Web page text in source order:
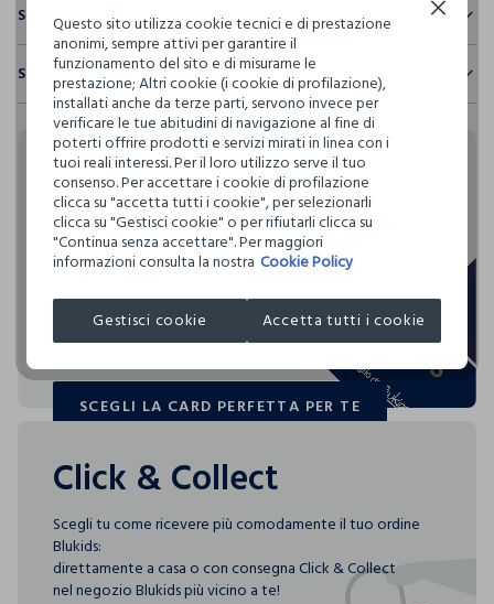
100% COTONE
NON CANDEGGIARE
TEMPERATURA MASSIMA 40°C - PROCEDURA DELICATA
LAVAGGIO A SECCO PROFESSIONALE CON
TETRACLOROETILENE E TUTTI I SOLVENTI INDICATI CON IL
SEGNO F - PROCEDURA NORMALE
RIDOTTA
150°C
Sostenibilità e trasparenza
Sicurezza
Il 100% dei nostri articoli viene sottoposto a test chimico-
fisici, per verificarne il rispetto dei limiti che abbiamo
definito per l’uso di sostanze chimiche, talvolta anche più
restrittivi rispetto a quelli previsti dalla normativa
internazionale.
Clicca qui per vedere i dettagli
I nostri fornitori
MADE IN BANGLADESH
Spedizione e resi
Hai fino a 30 giorni dalla consegna del tuo ordine online per
cambiare idea e restituire i prodotti che hai acquistato.
Rendi speciali i tuoi
acquisti
Blukids card e Blukids Club sono le carte fedeltà che
rendono
speciali i tuoi acquisti: ti aspettano vantaggi, promozioni e
sorprese pensate solo per te tutto l'anno!
SCEGLI LA CARD PERFETTA PER TE
SCEGLI LA CARD PERFETTA PER TE
Click & Collect
Scegli tu come ricevere più comodamente il tuo ordine
Blukids:
direttamente a casa o con consegna Click & Collect
nel negozio Blukids più vicino a te!
Questo sito utilizza cookie tecnici e di prestazione
anonimi, sempre attivi per garantire il
funzionamento del sito e di misurarne le
prestazione; Altri cookie (i cookie di profilazione),
installati anche da terze parti, servono invece per
verificare le tue abitudini di navigazione al fine di
poterti offrire prodotti e servizi mirati in linea con i
tuoi reali interessi. Per il loro utilizzo serve il tuo
consenso. Per accettare i cookie di profilazione
clicca su "accetta tutti i cookie", per selezionarli
clicca su "Gestisci cookie" o per rifiutarli clicca su
"Continua senza accettare". Per maggiori
informazioni consulta la nostra Cookie Policy
Gestisci cookie Accetta tutti i cookie
Continua senza accettare